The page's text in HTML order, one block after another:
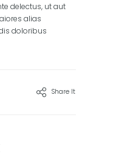
delectus, ut aut
alias
doloribus
Share It